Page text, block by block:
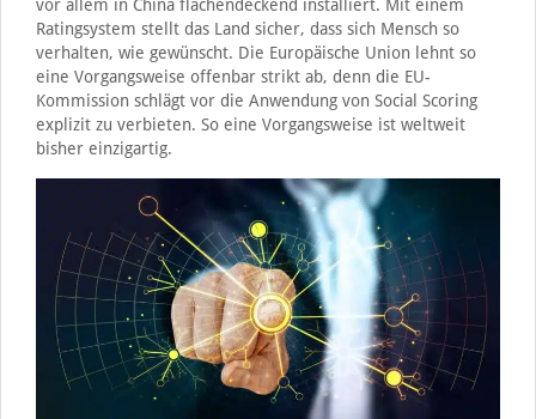
vor allem in China flächendeckend installiert. Mit einem
Ratingsystem stellt das Land sicher, dass sich Mensch so
verhalten, wie gewünscht. Die Europäische Union lehnt so
eine Vorgangsweise offenbar strikt ab, denn die EU-
Kommission schlägt vor die Anwendung von Social Scoring
explizit zu verbieten. So eine Vorgangsweise ist weltweit
bisher einzigartig.